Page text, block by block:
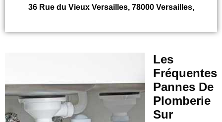
36 Rue du Vieux Versailles, 78000 Versailles,
Les
Fréquentes
Pannes De
Plomberie
Sur